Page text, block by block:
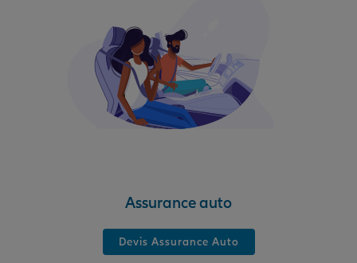
Assurance auto
Devis Assurance Auto